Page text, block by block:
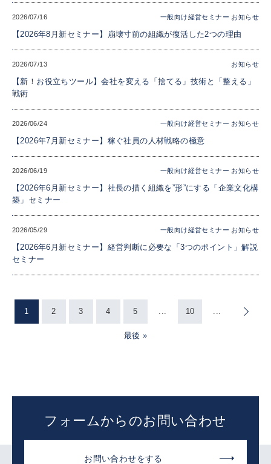
2026/07/16 一般向け経営セミナー お知らせ
【2026年8月新セミナー】崩壊寸前の組織が復活した2つの理由
2026/07/13 お知らせ
【新！お役立ちツール】会社を変える「捨てる」技術と「整える」
戦術
2026/06/24 一般向け経営セミナー お知らせ
【2026年7月新セミナー】稼ぐ社員の人材戦略の極意
2026/06/19 一般向け経営セミナー お知らせ
【2026年6月新セミナー】社長の描く組織を”形”にする「企業文化構
築」セミナー
2026/05/29 一般向け経営セミナー お知らせ
【2026年6月新セミナー】経営判断に必要な「3つのポイント」解説
セミナー
1 2 3 4 5 ... 10 ...
最後 »
フォームからのお問い合わせ
お問い合わせをする